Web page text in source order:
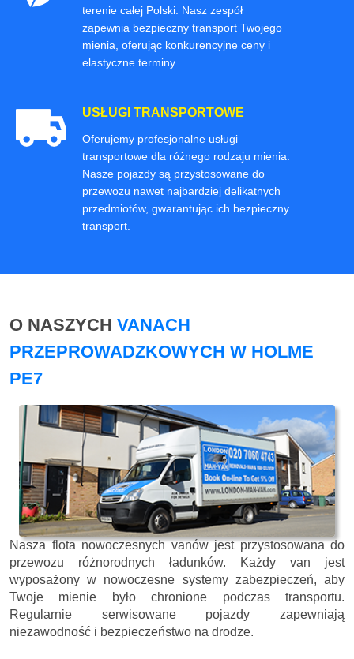
terenie całej Polski. Nasz zespół
zapewnia bezpieczny transport Twojego
mienia, oferując konkurencyjne ceny i
elastyczne terminy.
USŁUGI TRANSPORTOWE
Oferujemy profesjonalne usługi
transportowe dla różnego rodzaju mienia.
Nasze pojazdy są przystosowane do
przewozu nawet najbardziej delikatnych
przedmiotów, gwarantując ich bezpieczny
transport.
O NASZYCH VANACH
PRZEPROWADZKOWYCH W HOLME
PE7
Nasza flota nowoczesnych vanów jest przystosowana do
przewozu różnorodnych ładunków. Każdy van jest
wyposażony w nowoczesne systemy zabezpieczeń, aby
Twoje mienie było chronione podczas transportu.
Regularnie serwisowane pojazdy zapewniają
niezawodność i bezpieczeństwo na drodze.